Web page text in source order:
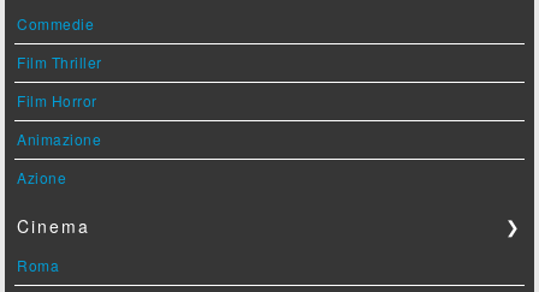
Commedie
Film Thriller
Film Horror
Animazione
Azione
Cinema ❯
Roma